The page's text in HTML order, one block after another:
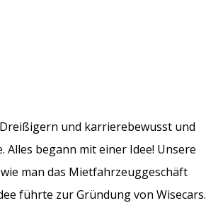
und karrierebewusst und
Alles begann mit einer Idee! Unsere
man das Mietfahrzeuggeschäft
führte zur Gründung von Wisecars.